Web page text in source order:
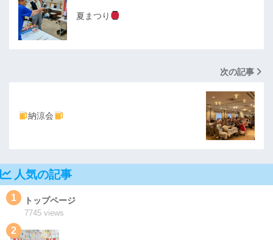
夏まつり
次の記事
納涼会
人気の記事
1 トップページ
7745 views
2